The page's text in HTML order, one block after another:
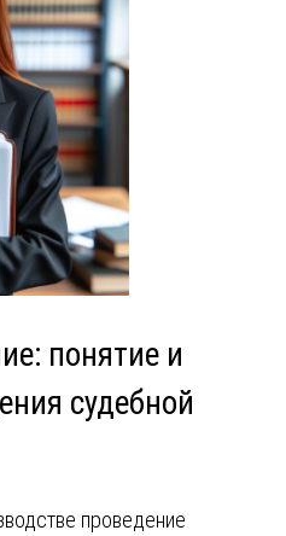
понятие и
судебной
проведение